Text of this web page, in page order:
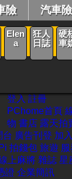
險 汽車險
Elen
a
狂人
日誌
硬
車
登入 註冊
PChome首頁
物 書店 露天拍
台 廣告刊登 加
Pi 拍錢包 旅遊
上麻將 雜誌 星
證 企業簡訊